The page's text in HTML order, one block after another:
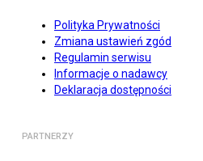
Polityka Prywatności
Zmiana ustawień zgód
Regulamin serwisu
Informacje o nadawcy
Deklaracja dostępności
PARTNERZY